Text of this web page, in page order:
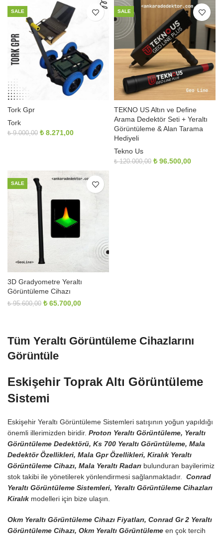
SALE
Tork Gpr
Tork
₺9.000,00 Orijinal
₺ 8.271,00Şu
SALE
TEKNO US Altın ve Define
Arama Dedektör Seti + Yeraltı
Görüntüleme & Alan Tarama
Hediyeli
Tekno Us
₺120.000,00 Orijinal
₺ 96.500,00Şu
SALE
3D Gradyometre Yeraltı
Görüntüleme Cihazı
₺95.600,00 Orijinal
₺ 65.700,00Şu
Tüm Yeraltı Görüntüleme Cihazlarını
Görüntüle
Eskişehir Toprak Altı Görüntüleme
Sistemi
Eskişehir Yeraltı Görüntüleme Sistemleri satışının yoğun yapıldığı
önemli illerimizden biridir. Proton Yeraltı Görüntüleme, Yeraltı
Görüntüleme Dedektörü, Ks 700 Yeraltı Görüntüleme, Mala
Dedektör Özellikleri, Mala Gpr Özellikleri, Kiralık Yeraltı
Görüntüleme Cihazı, Mala Yeraltı Radarı bulunduran bayilerimiz
stok takibi ile yönetilerek yönlendirmesi sağlanmaktadır. Conrad
Yeraltı Görüntüleme Sistemleri, Yeraltı Görüntüleme Cihazları
Kiralık modelleri için bize ulaşın.
Okm Yeraltı Görüntüleme Cihazı Fiyatları, Conrad Gr 2 Yeraltı
Görüntüleme Cihazı, Okm Yeraltı Görüntüleme en çok tercih